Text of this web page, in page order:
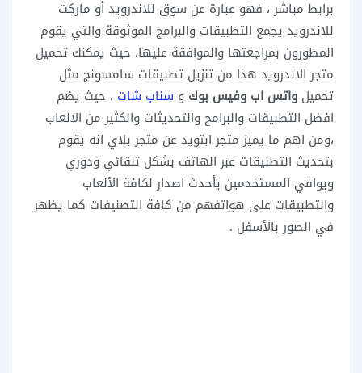
برابط مباشر ، فهو عبارة عن سوق للاندرويد أو ماركت
للاندرويد يجمع التطبيقات والبرامج الموثوقة والتي يقوم
المطورون بمراجعتها والموافقة عليها، حيث يمكنك تحميل
متجر الاندرويد هذا من تنزيل تطبيقات سامسونج مثل
تحميل واتس اب وفيس بوك و سناب شات ، حيث يضم
افضل التطبيقات والبرامج والتحديثات والكثير من الالعاب
،ومن اهم ما يميز متجر ابتويد عن متجر بلاي انه يقوم
بتحديث التطبيقات عبر الهاتف بشكل تلقائي ودوري
ويوافي المستخدمين بأحدث اصدار لكافة الألعاب
والتطبيقات على هواتفهم من كافة التصنيفات كما يظهر
في الصور بالأسفل .